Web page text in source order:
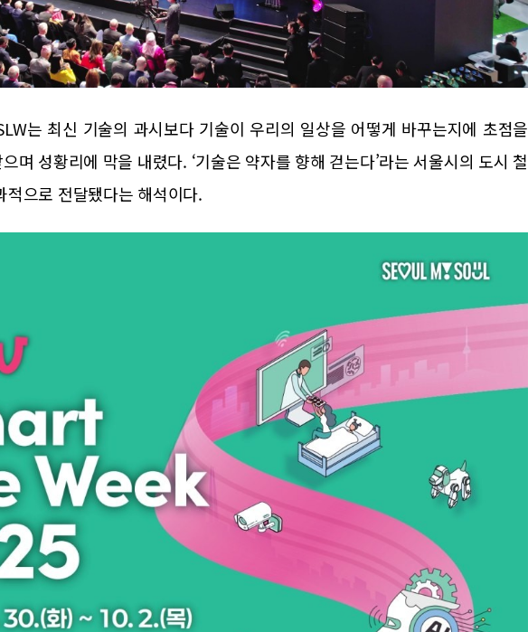
는 최신 기술의 과시보다 기술이 우리의 일상을 어떻게 바꾸는지에 초점을
며 성황리에 막을 내렸다. ‘기술은 약자를 향해 걷는다’라는 서울시의 도시 철
적으로 전달됐다는 해석이다.